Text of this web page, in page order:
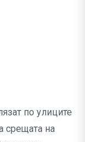
по улиците
срещата на